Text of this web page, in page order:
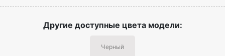
Другие доступные цвета модели:
Черный